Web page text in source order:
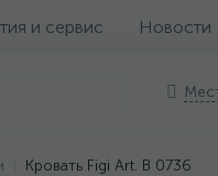
и сервис Новости
Кровать Figi Art. B 0736